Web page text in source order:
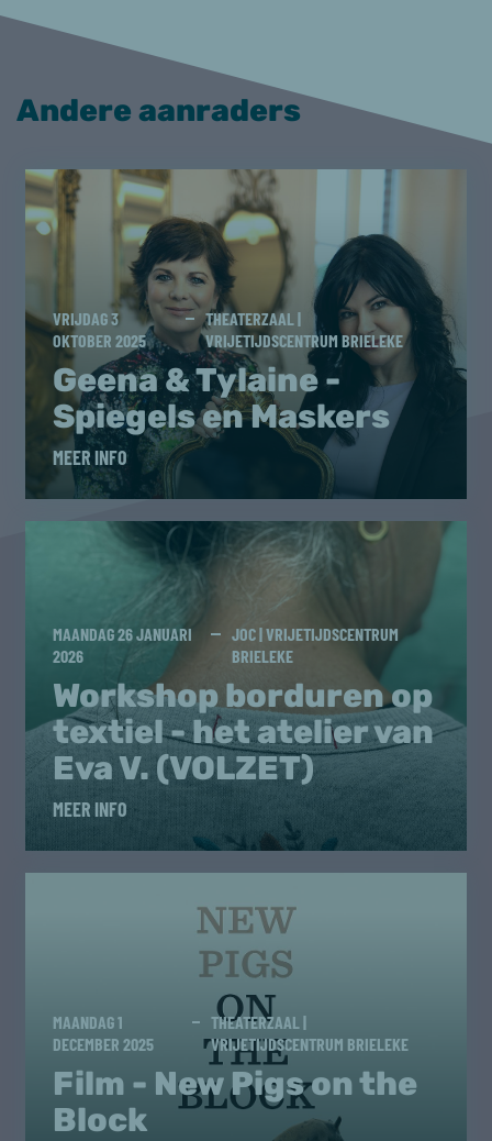
Andere aanraders
VRIJDAG 3
OKTOBER 2025
THEATERZAAL |
VRIJETIJDSCENTRUM BRIELEKE
Geena & Tylaine -
Spiegels en Maskers
MEER INFO
MAANDAG 26 JANUARI
2026
JOC | VRIJETIJDSCENTRUM
BRIELEKE
Workshop borduren op
textiel - het atelier van
Eva V. (VOLZET)
MEER INFO
MAANDAG 1
DECEMBER 2025
THEATERZAAL |
VRIJETIJDSCENTRUM BRIELEKE
Film - New Pigs on the
Block